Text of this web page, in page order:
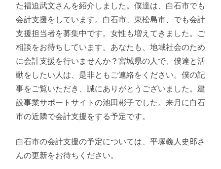
た福迫武文さんを紹介しました。僕達は、白石市でも
会計支援をしています。白石市、東松島市、でも会計
支援担当者を募集中です。女性も増えてきました。ご
相談をお待ちしています。あなたも、地域社会のため
に会計支援を行いませんか？宮城県の人で、僕達と活
動をしたい人は、是非ともご連絡をください。僕の記
事をご覧いただき、誠にありがとうございました。建
設事業サポートサイトの池田彬子でした。来月に白石
市の近隣で会計支援をする予定です。
白石市の会計支援の予定については、平塚義人史郎さ
んの更新をお待ちください。